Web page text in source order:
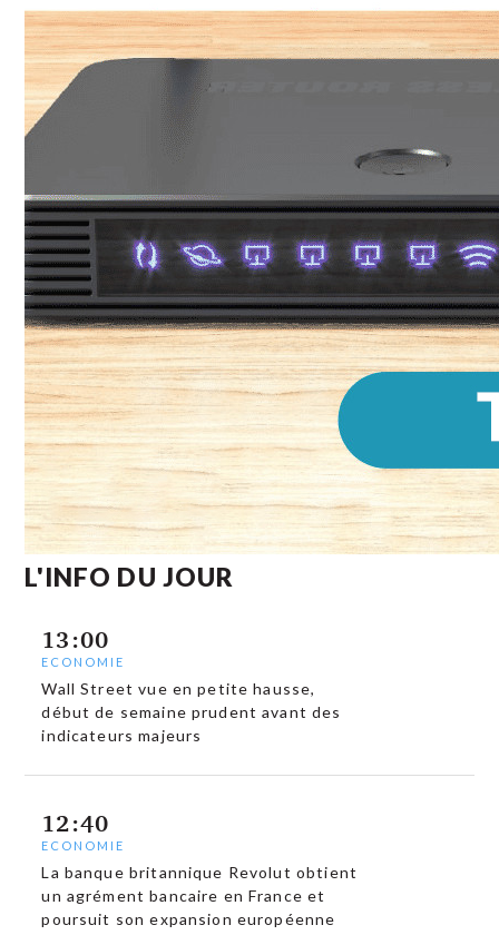
L'INFO DU JOUR
13:00
ECONOMIE
Wall Street vue en petite hausse,
début de semaine prudent avant des
indicateurs majeurs
12:40
ECONOMIE
La banque britannique Revolut obtient
un agrément bancaire en France et
poursuit son expansion européenne